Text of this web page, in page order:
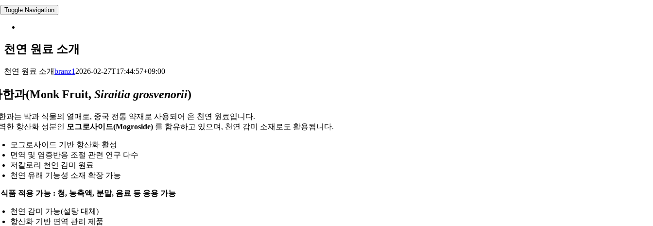
Toggle Navigation
천연 원료 소개
천연 원료 소개branz1 2026-02-27T17:44:57+09:00
한과(Monk Fruit,Siraitia grosvenorii)
과는 박과 식물의 열매로, 중국 전통 약재로 사용되어 온 천연 원료입니다.
한 항산화 성분인 모그로사이드(Mogroside) 를 함유하고 있으며, 천연 감미 소재로도 활용됩니다.
모그로사이드 기반 항산화 활성
면역 및 염증반응 조절 관련 연구 다수
저칼로리 천연 감미 원료
천연 유래 기능성 소재 확장 가능
품 적용 가능 : 청, 농축액, 분말, 음료 등 응용 가능
천연 감미 가능(설탕 대체)
항산화 기반 면역 관리 제품